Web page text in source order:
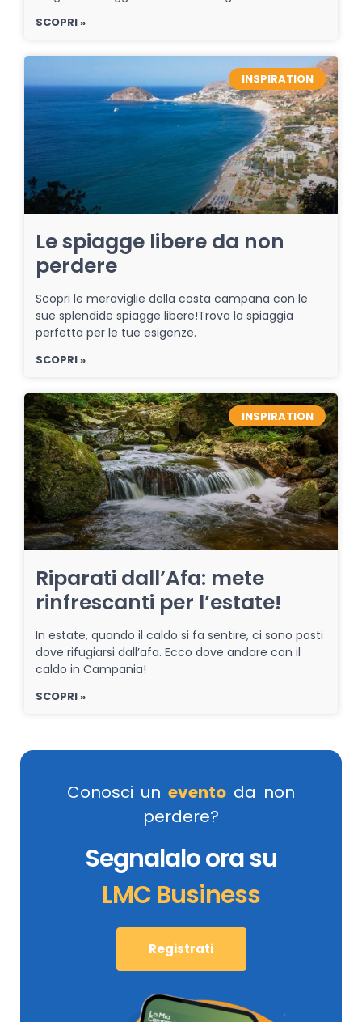
SCOPRI »
INSPIRATION
Le spiagge libere da non
perdere
Scopri le meraviglie della costa campana con le
sue splendide spiagge libere!Trova la spiaggia
perfetta per le tue esigenze.
SCOPRI »
INSPIRATION
Riparati dall’Afa: mete
rinfrescanti per l’estate!
In estate, quando il caldo si fa sentire, ci sono posti
dove rifugiarsi dall’afa. Ecco dove andare con il
caldo in Campania!
SCOPRI »
Conosci un evento da non
perdere?
Segnalalo ora su
LMC Business
Registrati